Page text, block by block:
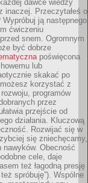
dawce wiedzy
inaczej. Przeczytałeś o
ją następnego
ćwiczeniu
snem. Ogromnym
być dobrze
poświęcona
lub
skakać po
korzystać z
programów
przez
przejście od
działania. Kluczową
Rozwijać się w
się zniechęcamy,
nawyków. Obecność
cele, daje
też łagodną presję
spróbuję”). Wspólne